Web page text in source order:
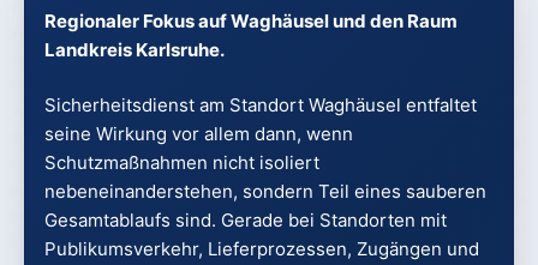
Regionaler Fokus auf Waghäusel und den Raum
Landkreis Karlsruhe.
Sicherheitsdienst am Standort Waghäusel entfaltet
seine Wirkung vor allem dann, wenn
Schutzmaßnahmen nicht isoliert
nebeneinanderstehen, sondern Teil eines sauberen
Gesamtablaufs sind. Gerade bei Standorten mit
Publikumsverkehr, Lieferprozessen, Zugängen und